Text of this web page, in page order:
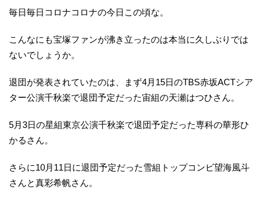
毎日毎日コロナコロナの今日この頃な。
こんなにも宝塚ファンが沸き立ったのは本当に久しぶりでは
ないでしょうか。
退団が発表されていたのは、まず4月15日のTBS赤坂ACTシア
ター公演千秋楽で退団予定だった宙組の天瀬はつひさん。
5月3日の星組東京公演千秋楽で退団予定だった専科の華形ひ
かるさん。
さらに10月11日に退団予定だった雪組トップコンビ望海風斗
さんと真彩希帆さん。